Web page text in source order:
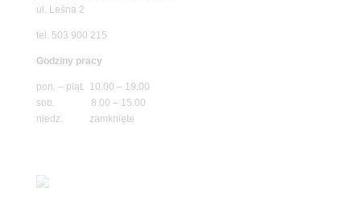
ul. Leśna 2
tel. 503 900 215
Godziny pracy
pon. – piąt. 10.00 – 19.00
sob. 8.00 – 15.00
niedz. zamknięte